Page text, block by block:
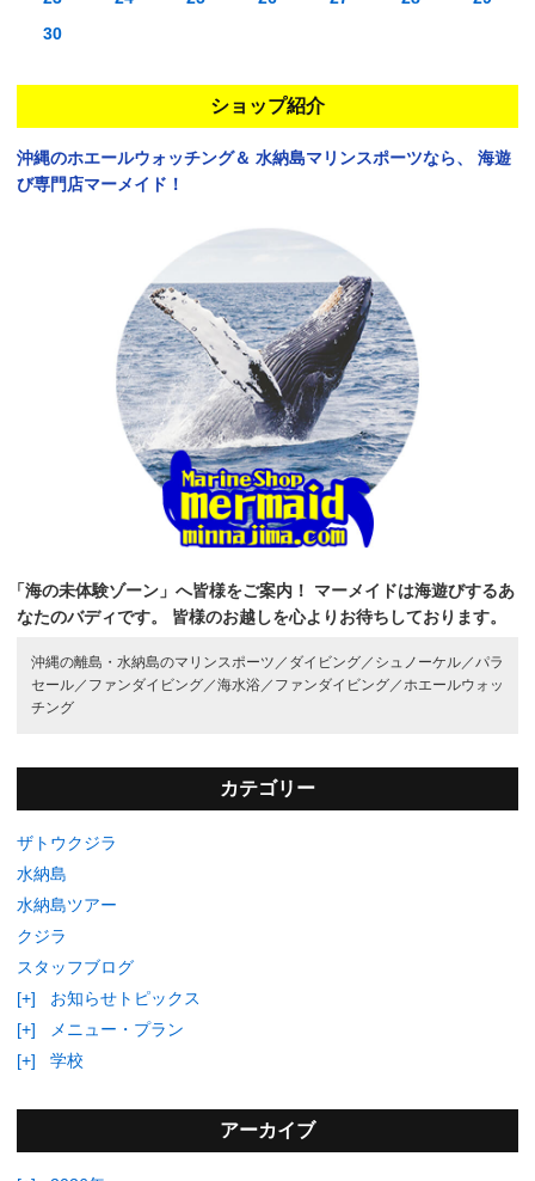
30
ショップ紹介
沖縄のホエールウォッチング＆ 水納島マリンスポーツなら、
海遊
び専門店マーメイド！
「海の未体験ゾーン」へ皆様をご案内！
マーメイドは海遊びするあ
なたのバディです。
皆様のお越しを心よりお待ちしております。
沖縄の離島・水納島のマリンスポーツ／ ダイビング／ シュノーケル／ パラ
セール／ ファンダイビング／海水浴／ ファンダイビング／ ホエールウォッ
チング
カテゴリー
ザトウクジラ
水納島
水納島ツアー
クジラ
スタッフブログ
[+]
お知らせトピックス
[+]
メニュー・プラン
[+]
学校
アーカイブ